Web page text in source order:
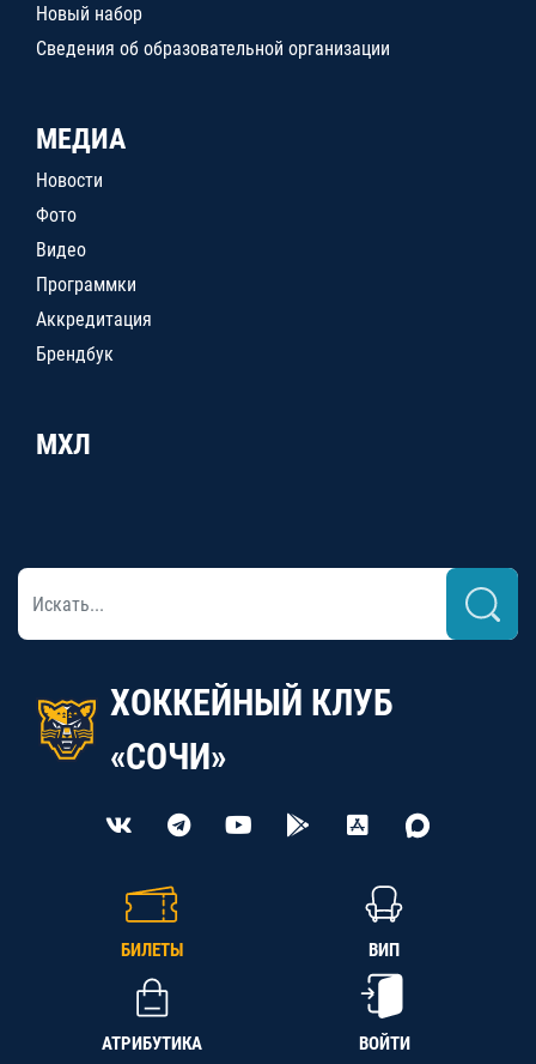
Новый набор
Сведения об образовательной организации
МЕДИА
Новости
Фото
Видео
Программки
Аккредитация
Брендбук
МХЛ
ХОККЕЙНЫЙ КЛУБ
«СОЧИ»
БИЛЕТЫ ВИП
АТРИБУТИКА ВОЙТИ